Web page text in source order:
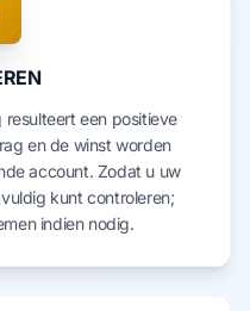
een positieve
en de winst worden
account. Zodat u uw
kunt controleren;
indien nodig.